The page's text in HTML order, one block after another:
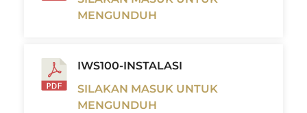
MENGUNDUH
IWS100-INSTALASI
SILAKAN MASUK UNTUK
MENGUNDUH